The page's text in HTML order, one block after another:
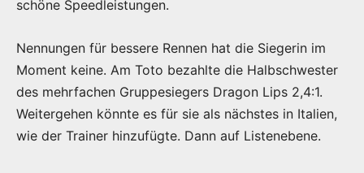
schöne Speedleistungen.
Nennungen für bessere Rennen hat die Siegerin im
Moment keine. Am Toto bezahlte die Halbschwester
des mehrfachen Gruppesiegers Dragon Lips 2,4:1.
Weitergehen könnte es für sie als nächstes in Italien,
wie der Trainer hinzufügte. Dann auf Listenebene.